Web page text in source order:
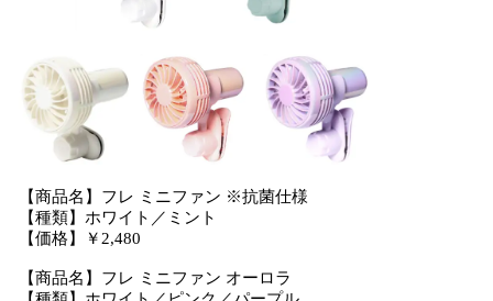
【商品名】フレ ミニファン ※抗菌仕様
【種類】ホワイト／ミント
【価格】￥2,480
【商品名】フレ ミニファン オーロラ